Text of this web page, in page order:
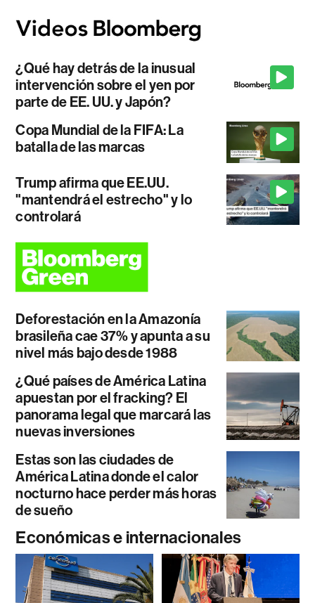
¿Qué hay detrás de la inusual
intervención sobre el yen por
parte de EE. UU. y Japón?
Copa Mundial de la FIFA: La
batalla de las marcas
Trump afirma que EE.UU.
"mantendrá el estrecho" y lo
controlará
Deforestación en la Amazonía
brasileña cae 37% y apunta a su
nivel más bajo desde 1988
¿Qué países de América Latina
apuestan por el fracking? El
panorama legal que marcará las
nuevas inversiones
Estas son las ciudades de
América Latina donde el calor
nocturno hace perder más horas
de sueño
Económicas e internacionales